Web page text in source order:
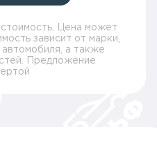
Цена может
зависит от марки,
а также
Предложение